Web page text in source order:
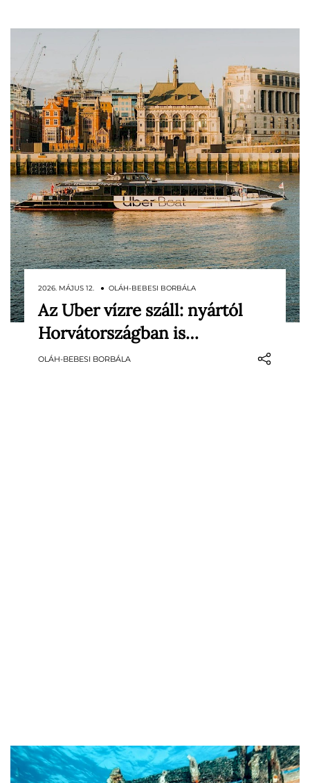
Nyártól az európai utazók autós fuvarok
mellett hajós élményeket is foglalhatnak
2026. MÁJUS 12. ● OLÁH-BEBESI BORBÁLA
Az Uber vízre száll: nyártól
Horvátországban is…
OLÁH-BEBESI BORBÁLA